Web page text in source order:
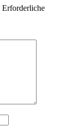
Erforderliche